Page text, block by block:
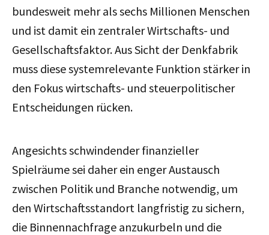
bundesweit mehr als sechs Millionen Menschen
und ist damit ein zentraler Wirtschafts- und
Gesellschaftsfaktor. Aus Sicht der Denkfabrik
muss diese systemrelevante Funktion stärker in
den Fokus wirtschafts- und steuerpolitischer
Entscheidungen rücken.
Angesichts schwindender finanzieller
Spielräume sei daher ein enger Austausch
zwischen Politik und Branche notwendig, um
den Wirtschaftsstandort langfristig zu sichern,
die Binnennachfrage anzukurbeln und die